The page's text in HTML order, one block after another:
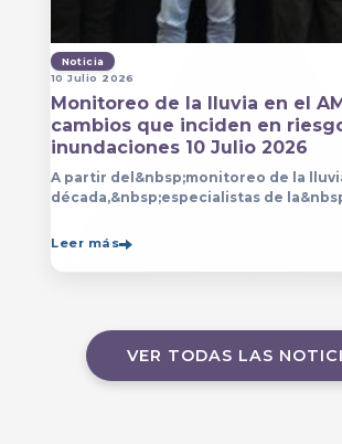
Noticia
10 Julio 2026
Monitoreo de la lluvia en el
cambios que inciden en
inundaciones 10 Julio 2026
A partir del&nbsp;monitoreo de la
década,&nbsp;especialistas de
Leer más
VER TODAS LAS